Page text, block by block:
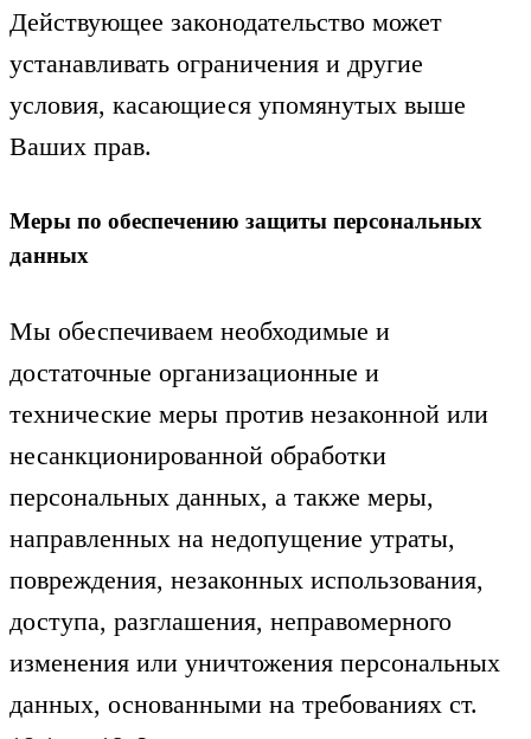
Действующее законодательство может
устанавливать ограничения и другие
условия, касающиеся упомянутых выше
Ваших прав.
Меры по обеспечению защиты персональных
данных
Мы обеспечиваем необходимые и
достаточные организационные и
технические меры против незаконной или
несанкционированной обработки
персональных данных, а также меры,
направленных на недопущение утраты,
повреждения, незаконных использования,
доступа, разглашения, неправомерного
изменения или уничтожения персональных
данных, основанными на требованиях ст.